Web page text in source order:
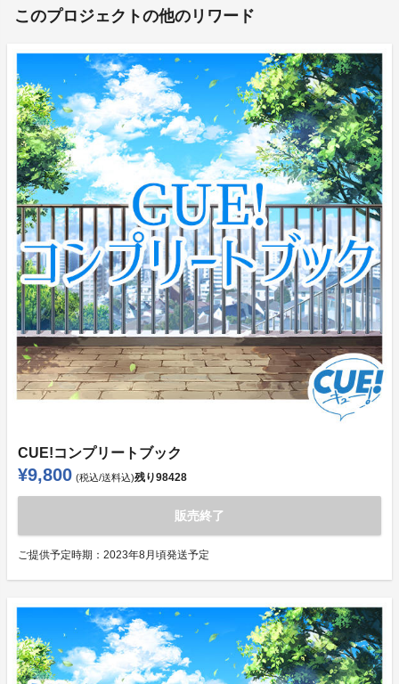
このプロジェクトの他のリワード
CUE!コンプリートブック
¥9,800 (税込/送料込)残り98428
販売終了
ご提供予定時期： 2023年8月頃発送予定